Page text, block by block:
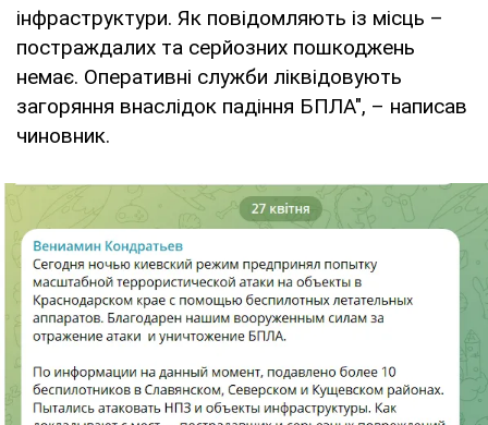
інфраструктури. Як повідомляють із місць –
постраждалих та серйозних пошкоджень
немає. Оперативні служби ліквідовують
загоряння внаслідок падіння БПЛА", – написав
чиновник.